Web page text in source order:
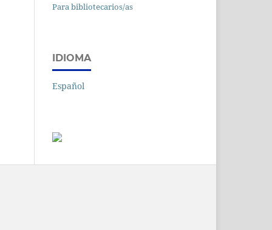
Para bibliotecarios/as
IDIOMA
Español